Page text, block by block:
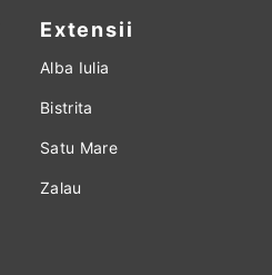
Extensii
Alba Iulia
Bistrita
Satu Mare
Zalau